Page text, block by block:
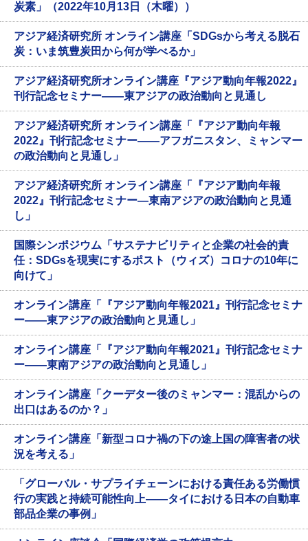
炭素」（2022年10月13日（木曜））
アジア経済研究所 オンライン講座「SDGsから考える脱石
炭：いま筑豊炭田から何が学べるか」
アジア経済研究所オンライン講座『アジア動向年報2022』
刊行記念セミナー――東アジアの政治動向と見通し
アジア経済研究所 オンライン講座「『アジア動向年報
2022』刊行記念セミナー――アフガニスタン、ミャンマー
の政治動向と見通し」
アジア経済研究所 オンライン講座「『アジア動向年報
2022』刊行記念セミナー―東南アジアの政治動向と見通
し」
国際シンポジウム「サステナビリティと企業の社会的責
任：SDGsを現実にするポスト（ウィズ）コロナの10年に
向けて」
オンライン講座「『アジア動向年報2021』刊行記念セミナ
ー――東アジアの政治動向と見通し」
オンライン講座「『アジア動向年報2021』刊行記念セミナ
ー――東南アジアの政治動向と見通し」
オンライン講座「クーデター後のミャンマー：混乱からの
出口はあるのか？」
オンライン講座「新型コロナ禍の下の途上国の障害者の状
況を考える」
「グローバル・サプライチェーンにおける責任ある労働慣
行の実践と持続可能性向上――タイにおける日本の自動車
部品企業の事例」